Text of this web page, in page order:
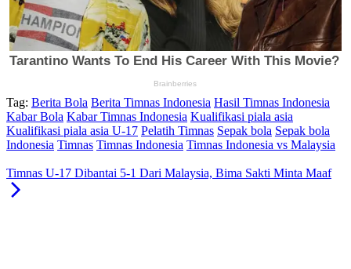
Tag: Berita Bola Berita Timnas Indonesia Hasil Timnas Indonesia
Kabar Bola Kabar Timnas Indonesia Kualifikasi piala asia
Kualifikasi piala asia U-17 Pelatih Timnas Sepak bola Sepak bola
Indonesia Timnas Timnas Indonesia Timnas Indonesia vs Malaysia
Timnas U-17 Dibantai 5-1 Dari Malaysia, Bima Sakti Minta Maaf